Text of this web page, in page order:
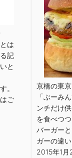
京橋の東
「ぶーみ
ンチだけ
を食べつ
バーガー
ガーの違
2015年1月
は
記
と
。
ご